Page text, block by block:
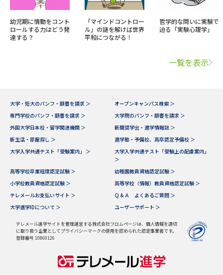
幼児期に情動をコント
ロールする力はどう発
達する？
「マインドコントロー
ル」の謎を解けば世界
平和につながる！
哲学的な問いに実験で
迫る「実験心理学」
一覧を表示
大学・短大のパンフ・願書を請求 ＞
オープンキャンパス検索 ＞
専門学校のパンフ・願書を請求 ＞
大学院のパンフ・願書を請求 ＞
外国大学日本校・留学関連機関 ＞
新聞奨学会・進学情報誌 ＞
新生活・部屋探し ＞
進学塾・予備校、高卒認定予備校 ＞
大学入学共通テスト「受験案内」 ＞
大学入学共通テスト「受験上の配慮案内」
＞
高等学校卒業程度認定試験 ＞
幼稚園教員資格認定試験 ＞
小学校教員資格認定試験 ＞
高等学校（情報）教員資格認定試験 ＞
テレメールお支払いサイト ＞
Ｑ＆Ａ よくあるご質問 ＞
大学進学IDについて ＞
ユーザーサポート ＞
テレメール進学サイトを管理運営する株式会社フロムページは、個人情報を適切
に取り扱う企業としてプライバシーマークの使用を認められた認定事業者です。
登録番号 10860126